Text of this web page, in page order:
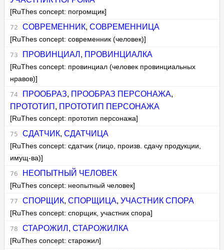
[RuThes concept: погромщик]
СОВРЕМЕННИК, СОВРЕМЕННИЦА
[RuThes concept: современник (человек)]
ПРОВИНЦИАЛ , ПРОВИНЦИАЛКА
[RuThes concept: провинциал (человек провинциальных
нравов)]
ПРООБРАЗ, ПРООБРАЗ ПЕРСОНАЖА,
ПРОТОТИП , ПРОТОТИП ПЕРСОНАЖА
[RuThes concept: прототип персонажа]
СДАТЧИК, СДАТЧИЦА
[RuThes concept: сдатчик (лицо, произв. сдачу продукции,
имущ-ва)]
НЕОПЫТНЫЙ ЧЕЛОВЕК
[RuThes concept: неопытный человек]
СПОРЩИК, СПОРЩИЦА, УЧАСТНИК СПОРА
[RuThes concept: спорщик, участник спора]
СТАРОЖИЛ , СТАРОЖИЛКА
[RuThes concept: старожил]